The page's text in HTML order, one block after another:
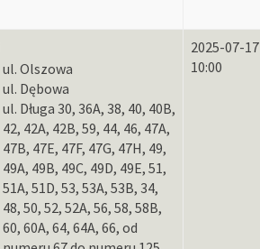
ul. Olszowa
ul. Dębowa
ul. Długa 30, 36A, 38, 40, 40B,
42, 42A, 42B, 59, 44, 46, 47A,
47B, 47E, 47F, 47G, 47H, 49,
49A, 49B, 49C, 49D, 49E, 51,
51A, 51D, 53, 53A, 53B, 34,
48, 50, 52, 52A, 56, 58, 58B,
60, 60A, 64, 64A, 66, od
2025-07-17
10:00